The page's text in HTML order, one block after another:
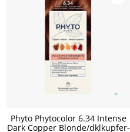
Phyto Phytocolor 6.34 Intense
Dark Copper Blonde/dklkupfer-